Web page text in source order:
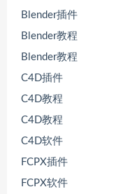
Blender插件
Blender教程
Blender教程
C4D插件
C4D教程
C4D教程
C4D软件
FCPX插件
FCPX软件